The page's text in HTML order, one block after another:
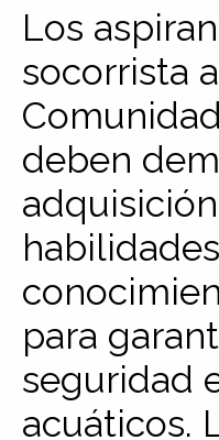
Los
socorrista
deben
para
seguridad
acuáticos.